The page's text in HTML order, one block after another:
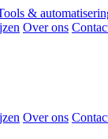
&
Over ons
Over ons